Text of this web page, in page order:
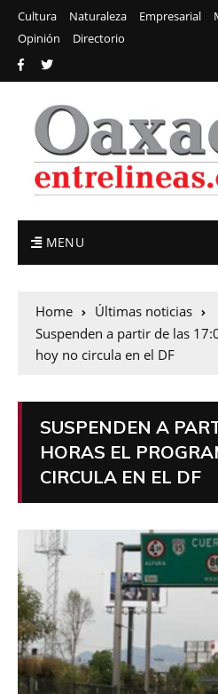
Cultura Naturaleza Empresarial
Opinión
Directorio
MENU
Home
Últimas noticias
Suspenden a partir de las
hoy no circula en el DF
SUSPENDEN A
HORAS EL
CIRCULA EN EL DF